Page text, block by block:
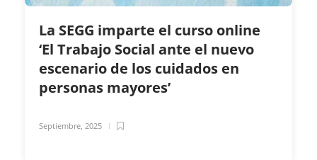
La SEGG imparte el curso online
‘El Trabajo Social ante el nuevo
escenario de los cuidados en
personas mayores’
Septiembre, 2025